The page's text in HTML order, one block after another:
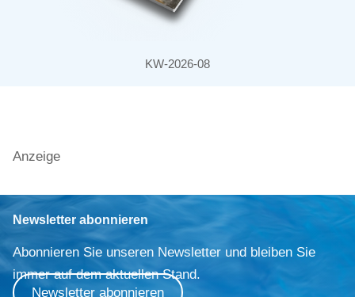
KW-2026-08
Anzeige
Newsletter abonnieren
Abonnieren Sie unseren Newsletter und bleiben Sie
immer auf dem aktuellen Stand.
Newsletter abonnieren